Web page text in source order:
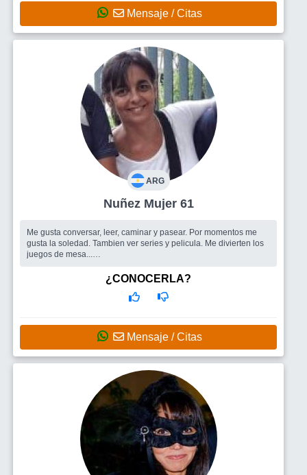
Mensaje / Citas
ARG
Nuñez Mujer 61
Me gusta conversar, leer, caminar y pasear. Por momentos me
gusta la soledad. Tambien ver series y pelicula. Me divierten los
juegos de mesa...
¿CONOCERLA?
Mensaje / Citas